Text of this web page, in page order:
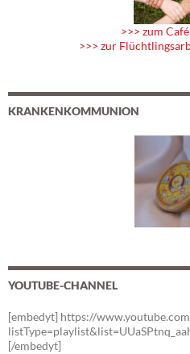
>>> zum
>>> zur
KRANKENKOMMUNION
YOUTUBE-CHANNEL
[embedyt] https://
[/embedyt]